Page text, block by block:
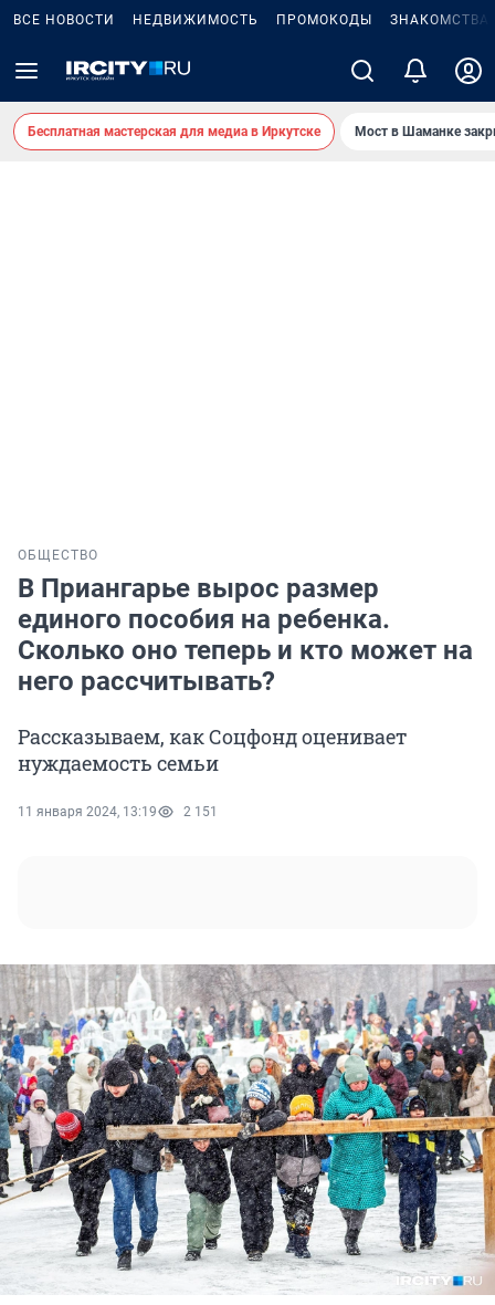
ВСЕ НОВОСТИ НЕДВИЖИМОСТЬ ПРОМОКОДЫ ЗНАКОМСТВА
Бесплатная мастерская для медиа в Иркутске Мост в Шаманке
ОБЩЕСТВО
В Приангарье вырос размер
единого пособия на ребенка.
Сколько оно теперь и кто может на
него рассчитывать?
Рассказываем, как Соцфонд оценивает
нуждаемость семьи
11 января 2024, 13:19 2 151